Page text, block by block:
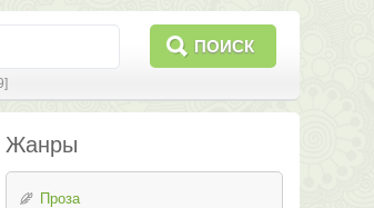
ПОИСК
Жанры
Проза